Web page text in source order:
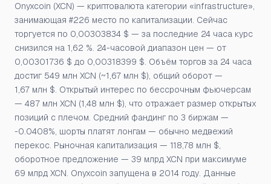
Onyxcoin (XCN) — криптовалюта категории «infrastructure»,
занимающая #226 место по капитализации. Сейчас
торгуется по 0,00303834 $ — за последние 24 часа курс
снизился на 1,62 %. 24-часовой диапазон цен — от
0,00301736 $ до 0,00318399 $. Объём торгов за 24 часа
достиг 549 млн XCN (~1,67 млн $), общий оборот —
1,67 млн $. Открытый интерес по бессрочным фьючерсам
— 487 млн XCN (1,48 млн $), что отражает размер открытых
позиций с плечом. Средний фандинг по 3 биржам —
-0.0408%, шорты платят лонгам — обычно медвежий
перекос. Рыночная капитализация — 118,78 млн $,
оборотное предложение — 39 млрд XCN при максимуме
69 млрд XCN. Onyxcoin запущена в 2014 году. Данные